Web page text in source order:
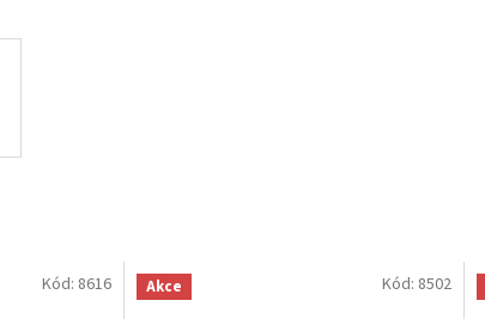
Kód: 8616 Akce Kód: 8502